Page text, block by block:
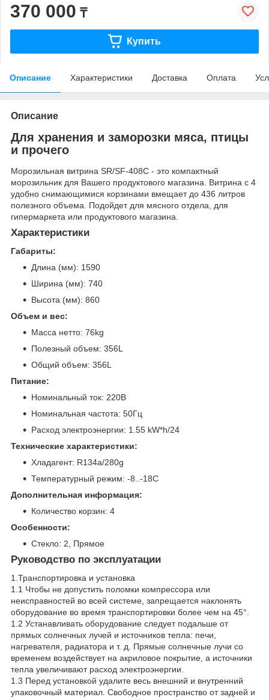
370 000 ₸
Купить
Описание Характеристики Доставка Оплата
Описание
Для хранения и заморозки мяса, птицы
и прочего
Морозильная витрина SR/SF-408C - это компактный
морозильник для Вашего продуктового магазина. Витрина с 4
удобно снимающимися корзинами вмещает до 436 литров
полезного объема. Подойдет для мясного отдела, для
гипермаркета или продуктового магазина.
Характеристики
Габариты:
Длина (мм): 1590
Ширина (мм): 740
Высота (мм): 860
Объем и вес:
Масса нетто: 76kg
Полезный объем: 356L
Общий объем: 356L
Питание:
Номинальный ток: 220В
Номинальная частота: 50Гц
Расход электроэнергии: 1.55 kW*h/24
Технические характеристики:
Хладагент: R134a/280g
Температурный режим: -8..-18C
Дополнительная информация:
Количество корзин: 4
Особенности:
Стекло: 2, Прямое
Руководство по эксплуатации
1.Транспортировка и установка
1.1 Чтобы не допустить поломки компрессора или
неисправностей во всей системе, запрещается наклонять
оборудование во время транспортировки более чем на 45°.
1.2 Устанавливать оборудование следует подальше от
прямых солнечных лучей и источников тепла: печи,
нагревателя, радиатора и т. д. Прямые солнечные лучи со
временем воздействует на акриловое покрытие, а источники
тепла увеличивают расход электроэнергии.
1.3 Перед установкой удалите весь внешний и внутренний
упаковочный материал. Свободное пространство от задней и